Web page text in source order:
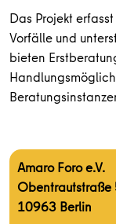
Das Projekt
Vorfälle und
bieten
Amaro Foro e.V.
Obentrautstraße
10963 Berlin